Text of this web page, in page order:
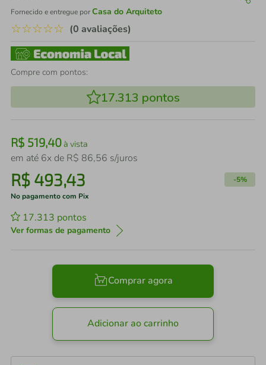
Fornecido e entregue porCasa do Arquiteto
☆☆☆☆☆ (0 avaliações)
Compre com pontos:
17.313 pontos
R$ 519,40à vista
em até 6x de R$ 86,56 s/juros
R$ 493,43 -5%
No pagamento com Pix
17.313 pontos
Ver formas de pagamento
Comprar agora
Adicionar ao carrinho